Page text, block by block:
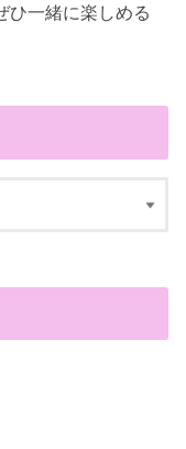
ひ一緒に楽しめる